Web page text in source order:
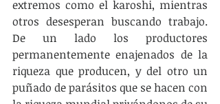
extremos como el karoshi, mientras
otros desesperan buscando trabajo.
De un lado los productores
permanentemente enajenados de la
riqueza que producen, y del otro un
puñado de parásitos que se hacen con